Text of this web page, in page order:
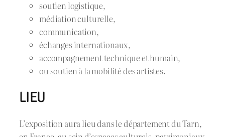
soutien logistique,
médiation culturelle,
communication,
échanges internationaux,
accompagnement technique et humain,
ou soutien à la mobilité des artistes.
LIEU
L’exposition aura lieu dans le département du Tarn,